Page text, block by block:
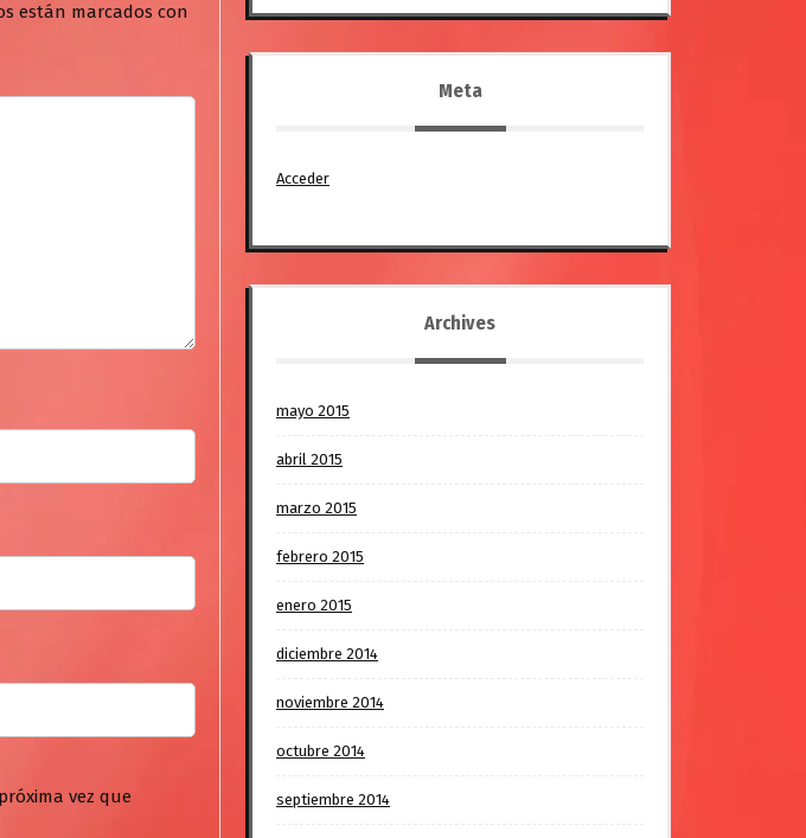
están marcados con
vez que
Meta
Acceder
Archives
mayo 2015
abril 2015
marzo 2015
febrero 2015
enero 2015
diciembre 2014
noviembre 2014
octubre 2014
septiembre 2014